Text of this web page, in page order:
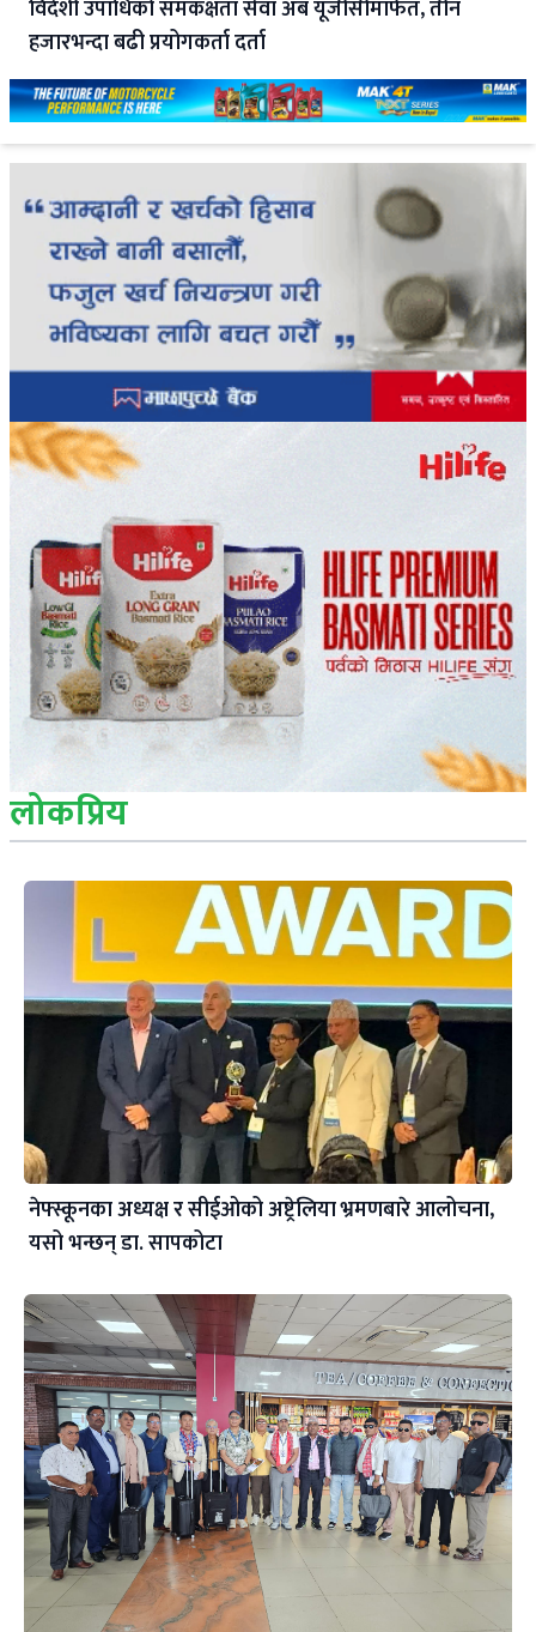
विदेशी उपाधिको समकक्षता सेवा अब यूजीसीमार्फत, तीन
हजारभन्दा बढी प्रयोगकर्ता दर्ता
लोकप्रिय
नेफ्स्कूनका अध्यक्ष र सीईओको अष्ट्रेलिया भ्रमणबारे आलोचना,
यसो भन्छन् डा‍. सापकोटा